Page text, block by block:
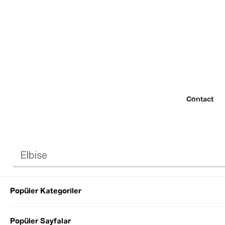
Contact
Popüler Kategoriler
Popüler Sayfalar